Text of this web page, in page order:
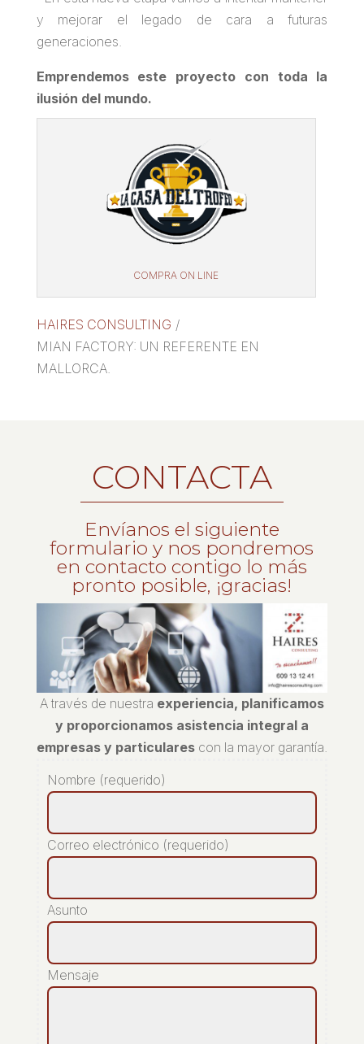
y mejorar el legado de cara a futuras
generaciones.
Emprendemos este proyecto con toda la
ilusión del mundo.
COMPRA ON LINE
HAIRES CONSULTING /
MIAN FACTORY: UN REFERENTE EN
MALLORCA.
CONTACTA
Envíanos el siguiente
formulario y nos pondremos
en contacto contigo lo más
pronto posible, ¡gracias!
A través de nuestra experiencia, planificamos
y proporcionamos asistencia integral a
empresas y particularescon la mayor garantía.
Nombre (requerido)
Correo electrónico (requerido)
Asunto
Mensaje